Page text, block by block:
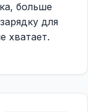
больше
для
хватает.